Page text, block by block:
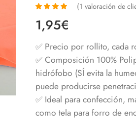
con4.00
de 5 en
valoración
de un
cliente
(1 valoración de
1,95€
✅ Precio por rollito, cada
✅ Composición 100%
hidrófobo (SÍ evita la
puede producirse
✅ Ideal para confección,
como tela para forro de